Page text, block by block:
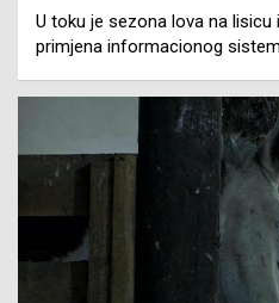
U toku je sezona lova na lisicu
primjena informacionog